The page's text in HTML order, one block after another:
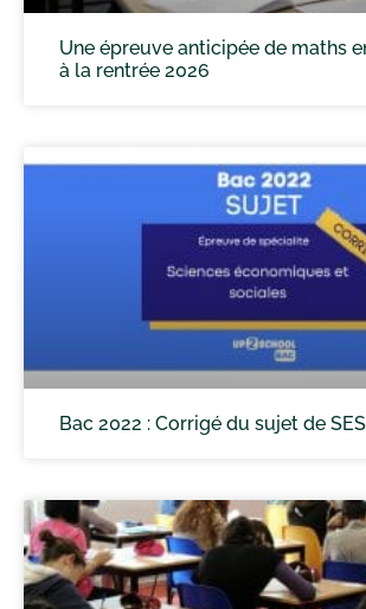
Une épreuve anticipée de maths
à la rentrée 2026
Bac 2022 : Corrigé du sujet de SES